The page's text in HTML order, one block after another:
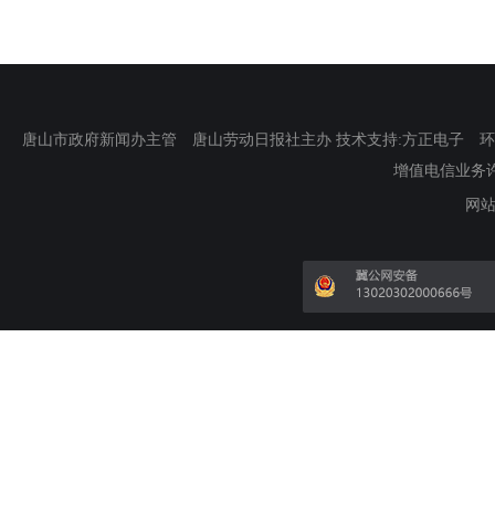
唐山市政府新闻办主管 唐山劳动日报社主办 技术支持:方正电子
增值电信业务
网